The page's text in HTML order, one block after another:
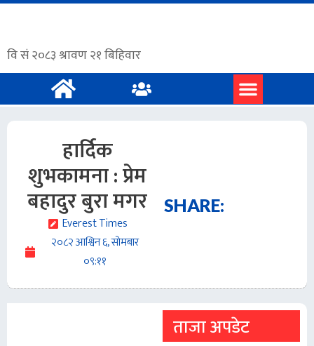
हार्दिक
शुभकामना : प्रेम
बहादुर बुरा मगर
Everest Times
२०८२ आश्विन ६, सोमबार
०९:११
SHARE:
ताजा अपडेट